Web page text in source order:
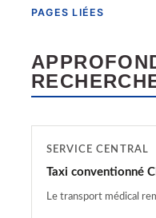
PAGES LIÉES
SERVICE CENTRAL
Taxi conventionné
Le transport médical